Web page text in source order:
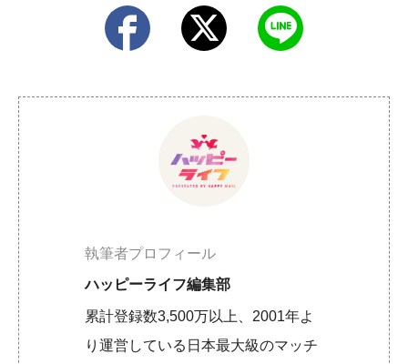
執筆者プロフィール
ハッピーライフ編集部
累計登録数3,500万以上、2001年よ
り運営している日本最大級のマッチ